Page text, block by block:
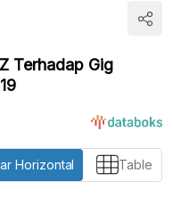
Terhadap Gig
Horizontal Table